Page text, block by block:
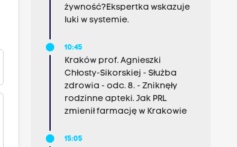
żywność?Ekspertka wskazuje
luki w systemie.
10:45
Kraków prof. Agnieszki
Chłosty-Sikorskiej - Służba
zdrowia - odc. 8. - Zniknęły
rodzinne apteki. Jak PRL
zmienił farmację w Krakowie
15:05